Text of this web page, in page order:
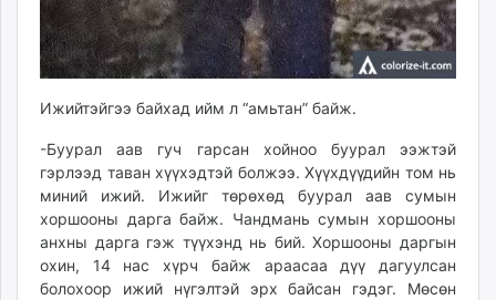
Ижийтэйгээ байхад ийм л “амьтан” байж.
-Буурал аав гуч гарсан хойноо буурал ээжтэй
гэрлээд таван хүүхэдтэй болжээ. Хүүхдүүдийн том нь
миний ижий. Ижийг төрөхөд буурал аав сумын
хоршооны дарга байж. Чандмань сумын хоршооны
анхны дарга гэж түүхэнд нь бий. Хоршооны даргын
охин, 14 нас хүрч байж араасаа дүү дагуулсан
болохоор ижий нүгэлтэй эрх байсан гэдэг. Мөсөн